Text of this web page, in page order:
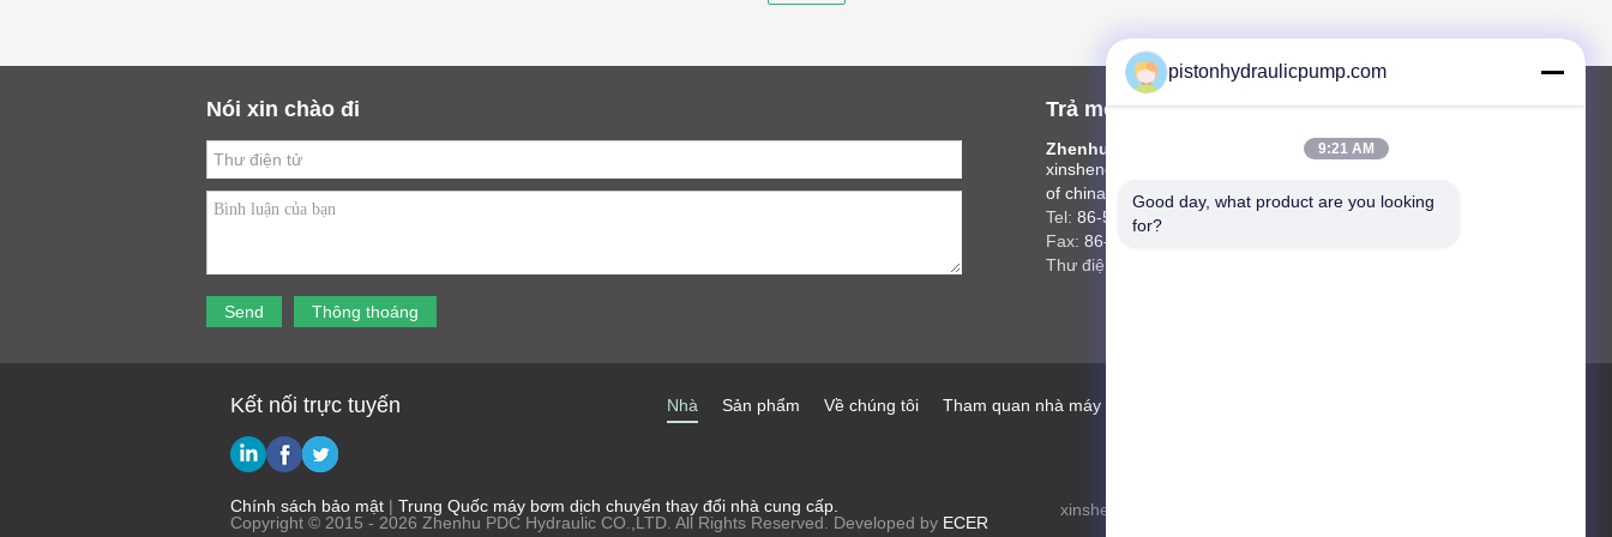
Nói xin chào đi Trả một chuyến thăm
Zhenhu PDC Hydraulic CO.,LTD
xinsheng Industrial Zone,luoshe town,wuxi city
of china
Tel: 86-510-9287467
Fax: 86-510-9287468
Thư điện tử:
Kết nối trực tuyến Tham quan nhà máy
Về chúng tôi
Sản phẩm
Nhà
Chính sách bảo mật | Trung Quốc máy bơm dịch chuyển thay đổi nhà cung cấp.
Copyright © 2015 - 2026 Zhenhu PDC Hydraulic CO.,LTD. All Rights Reserved. Developed by ECER
xinsheng Industrial Zone,luoshe town,wuxi
pistonhydraulicpump.com
9:21 AM
Good day, what product are you looking
for?